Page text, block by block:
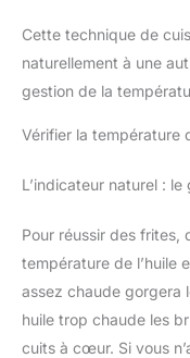
Cette technique de
naturellement à une
gestion de la
Vérifier la température
L’indicateur naturel : le
Pour réussir des frites,
température de l’huile
assez chaude gorgera
huile trop chaude les
cuits à cœur. Si vous